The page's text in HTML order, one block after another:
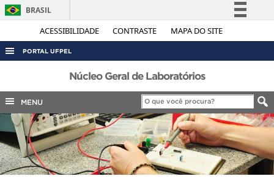
ACESSIBILIDADE CONTRASTE MAPA DO SITE
BRASIL
Simplifique!
Legislação
Canais
PORTAL UFPEL
ACESSO À INFORMAÇÃO
AUDITORIA
COBALTO
CONCURSOS
EDITAIS
INTERNACIONAL
Núcleo Geral de Laboratórios
MENU